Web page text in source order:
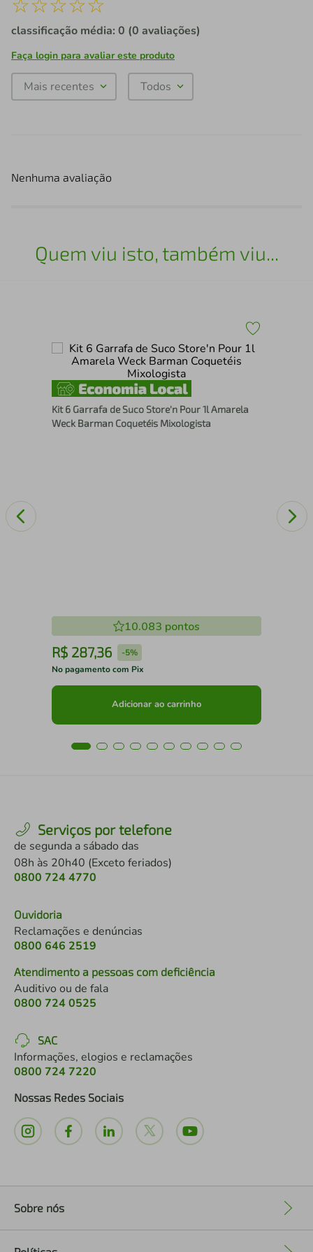
classificação média: 0 (0 avaliações)
Faça login para avaliar este produto
Mais recentes Todos
Nenhuma avaliação
Quem viu isto, também viu...
Kit 6 Garrafa de Suco Store'n Pour 1l Amarela
Weck Barman Coquetéis Mixologista
10.083 pontos
R$ 287,36 -5%
No pagamento com Pix
Adicionar ao carrinho
Serviços por telefone
de segunda a sábado das
08h às 20h40 (Exceto feriados)
0800 724 4770
Ouvidoria
Reclamações e denúncias
0800 646 2519
Atendimento a pessoas com deficiência
Auditivo ou de fala
0800 724 0525
SAC
Informações, elogios e reclamações
0800 724 7220
Nossas Redes Sociais
Sobre nós